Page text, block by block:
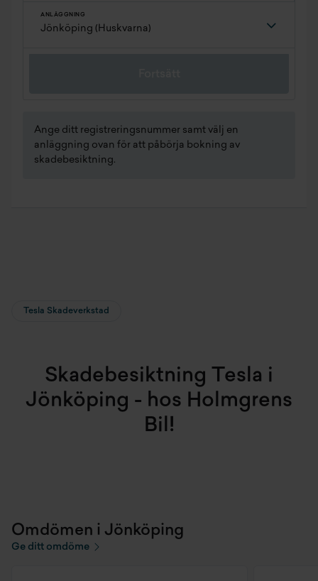
ANLÄGGNING
Ange ditt registreringsnummer samt välj en
anläggning ovan för att påbörja bokning av
skadebesiktning.
Tesla Skadeverkstad
Skadebesiktning Tesla i
Jönköping - hos Holmgrens
Bil!
Omdömen i Jönköping
Ge ditt omdöme